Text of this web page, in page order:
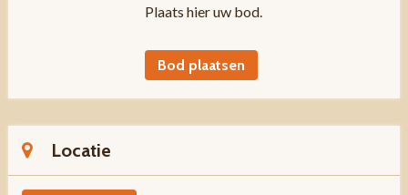
Plaats hier uw bod.
Bod plaatsen
Locatie